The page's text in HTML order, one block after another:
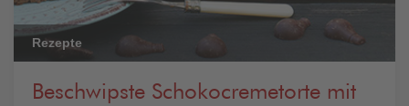
Rezepte
Beschwipste Schokocremetorte mit